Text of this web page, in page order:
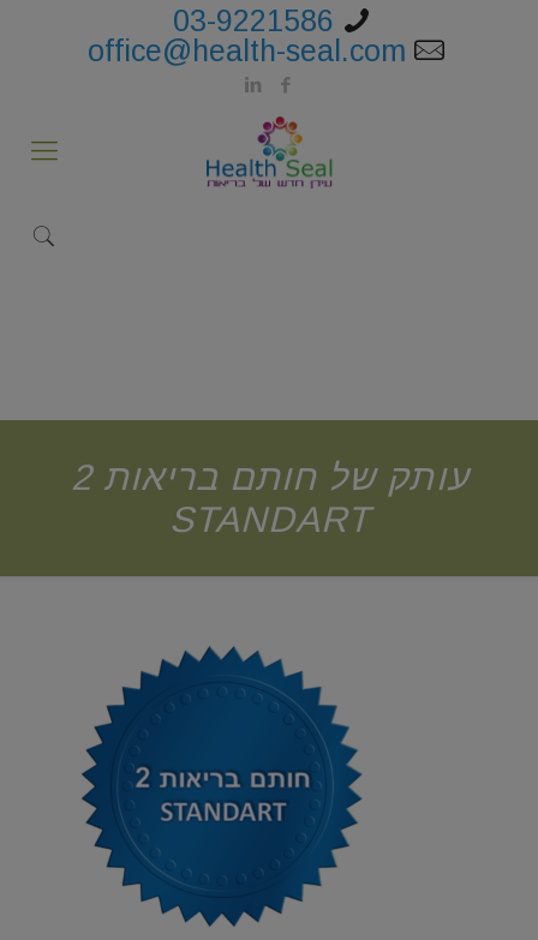
03-9221586
office@health-seal.com
עותק של חותם בריאות 2
STANDART